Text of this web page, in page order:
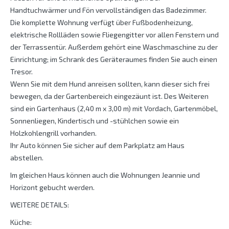
Handtuchwärmer und Fön vervollständigen das Badezimmer.
Die komplette Wohnung verfügt über Fußbodenheizung,
elektrische Rollläden sowie Fliegengitter vor allen Fenstern und
der Terrassentür. Außerdem gehört eine Waschmaschine zu der
Einrichtung; im Schrank des Geräteraumes finden Sie auch einen
Tresor.
Wenn Sie mit dem Hund anreisen sollten, kann dieser sich frei
bewegen, da der Gartenbereich eingezäunt ist. Des Weiteren
sind ein Gartenhaus (2,40 m x 3,00 m) mit Vordach, Gartenmöbel,
Sonnenliegen, Kindertisch und -stühlchen sowie ein
Holzkohlengrill vorhanden.
Ihr Auto können Sie sicher auf dem Parkplatz am Haus
abstellen.
Im gleichen Haus können auch die Wohnungen Jeannie und
Horizont gebucht werden.
WEITERE DETAILS:
Küche: